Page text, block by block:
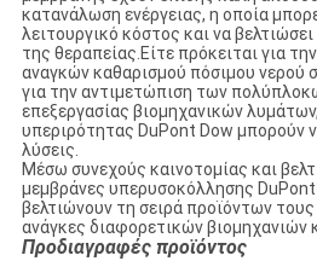
κατανάλωση ενέργειας, η οποία
λειτουργικό κόστος και να
της θεραπείας.Είτε πρόκειται για
αναγκών καθαρισμού πόσιμου νερού
για την αντιμετώπιση των
επεξεργασίας βιομηχανικών
υπεριρότητας DuPont Dow μπορούν
λύσεις.
Μέσω συνεχούς καινοτομίας και
μεμβράνες υπερυσοκόλλησης DuPont
βελτιώνουν τη σειρά προϊόντων
ανάγκες διαφορετικών βιομηχανιών
Προδιαγραφές προϊόντος